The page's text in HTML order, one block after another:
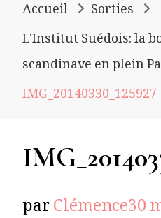
Accueil
Sorties
L'Institut Suédois: la
scandinave en plein
IMG_20140330_125927
parClémence30